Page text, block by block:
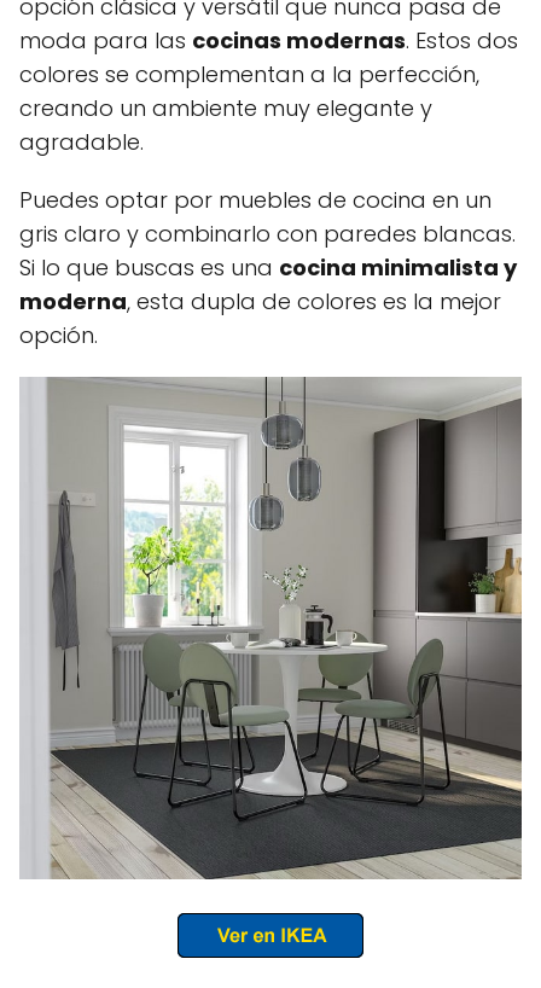
opción clásica y versátil que nunca pasa de
moda para las cocinas modernas. Estos dos
colores se complementan a la perfección,
creando un ambiente muy elegante y
agradable.
Puedes optar por muebles de cocina en un
gris claro y combinarlo con paredes blancas.
Si lo que buscas es una cocina minimalista y
moderna, esta dupla de colores es la mejor
opción.